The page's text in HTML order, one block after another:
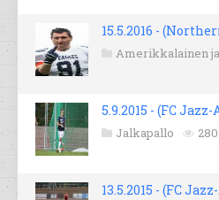
15.5.2016 -
Amerikkalainen
5.9.2015 - (FC Jazz-
Jalkapallo
13.5.2015 - (FC